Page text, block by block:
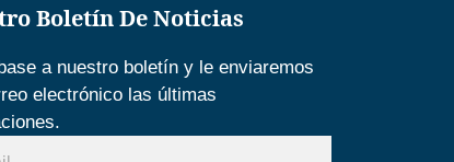
Boletín De Noticias
a nuestro boletín y le enviaremos
electrónico las últimas